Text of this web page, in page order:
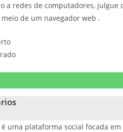
a redes de computadores,
de um navegador web .
é uma plataforma social focada